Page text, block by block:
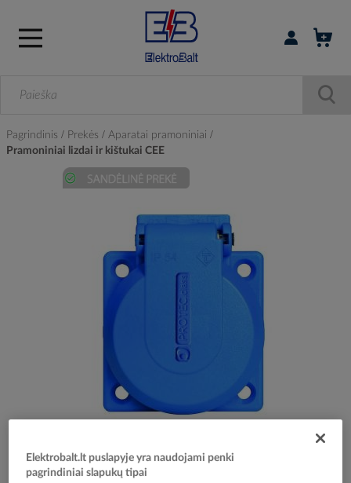
Prisijungti /
Pagrindinis Prekės
Aparatai pramoniniai
Pramoniniai lizdai ir kištukai CEE
the
Lizdas SCHUKO į/l IP54 [50x50] mėlynas 16A 250V
Elektrobalt.lt puslapyje yra naudojami penki
pagrindiniai slapukų tipai